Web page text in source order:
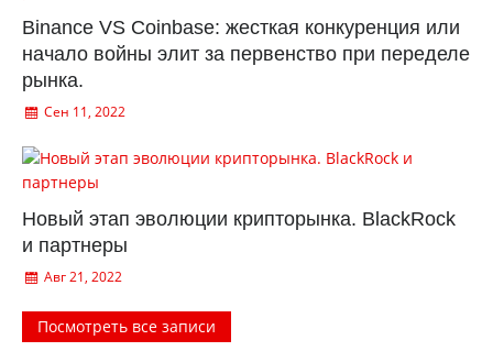
Binance VS Coinbase: жесткая конкуренция или
начало войны элит за первенство при переделе
рынка.
Сен 11, 2022
Новый этап эволюции крипторынка. BlackRock
и партнеры
Авг 21, 2022
Посмотреть все записи